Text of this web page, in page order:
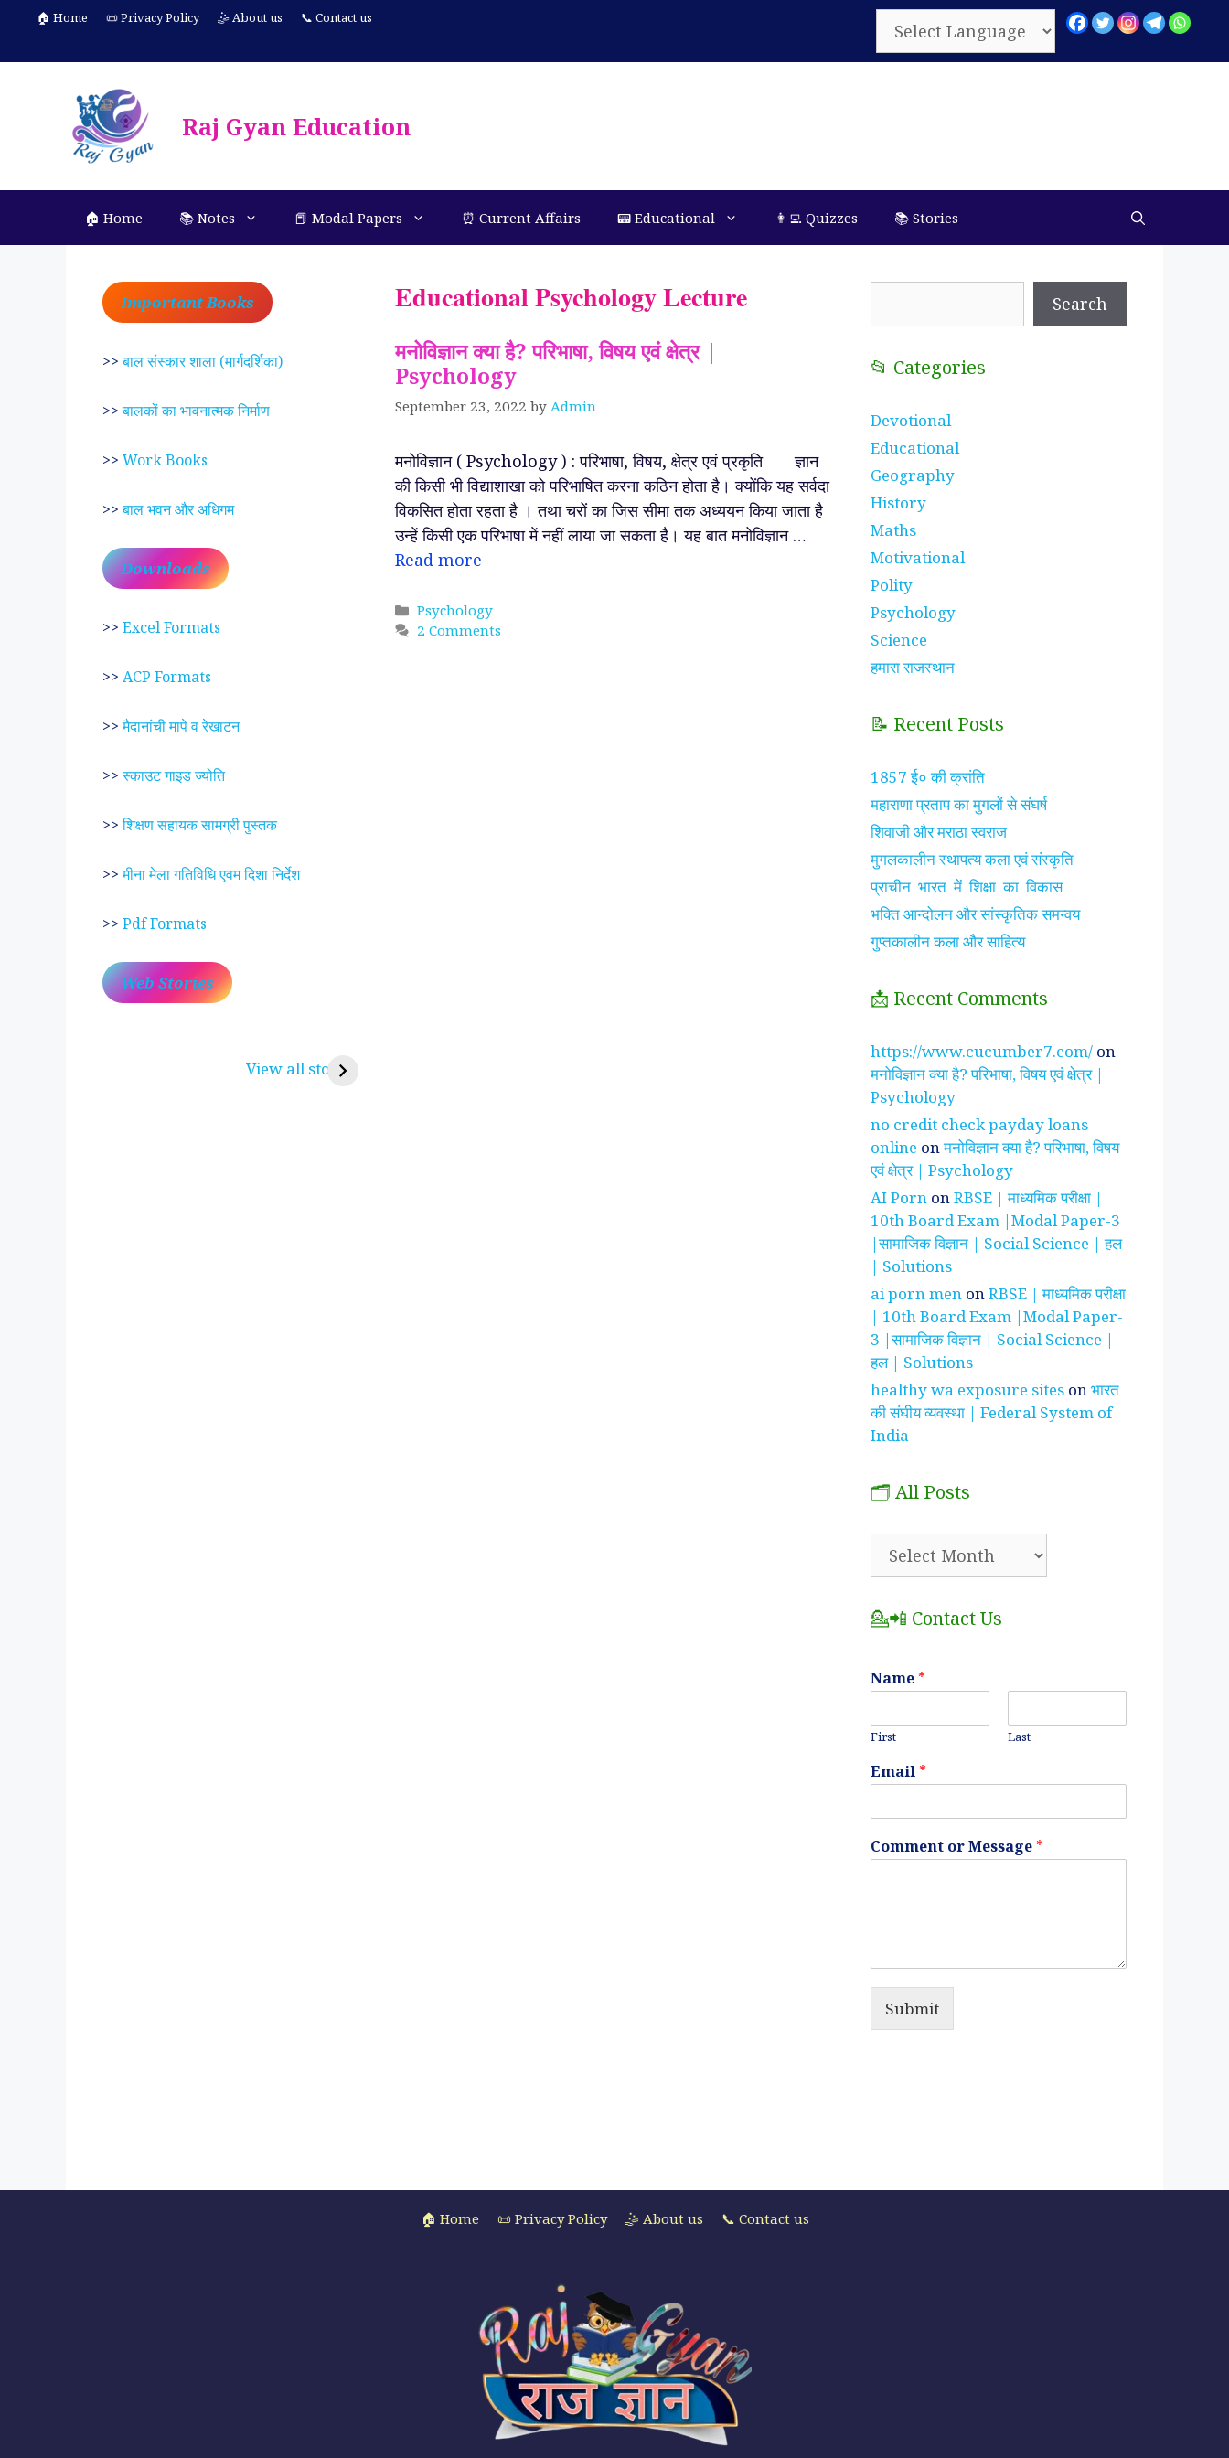
content
🏠 Home 📜 Privacy Policy 🤹 About us 📞 Contact us
Raj Gyan Education
🏠 Home 📚 Notes 📕 Modal Papers ⏰ Current Affairs 📟 Educational 👩‍💻 Quizzes 📚 Stories
Educational Psychology Lecture
मनोविज्ञान क्या है? परिभाषा, विषय एवं क्षेत्र |
Psychology
September 23, 2022 by Admin
मनोविज्ञान ( Psychology ) : परिभाषा, विषय, क्षेत्र एवं प्रकृति ज्ञान
की किसी भी विद्याशाखा को परिभाषित करना कठिन होता है। क्योंकि यह सर्वदा
विकसित होता रहता है । तथा चरों का जिस सीमा तक अध्ययन किया जाता है
उन्हें किसी एक परिभाषा में नहीं लाया जा सकता है। यह बात मनोविज्ञान …
Read more
Categories
Psychology
2 Comments
Important Books
>>बाल संस्कार शाला (मार्गदर्शिका)
>>बालकों का भावनात्मक निर्माण
>> Work Books
>>बाल भवन और अधिगम
Downloads
>> Excel Formats
>> ACP Formats
>>मैदानांची मापे व रेखाटन
>>स्काउट गाइड ज्योति
>>शिक्षण सहायक सामग्री पुस्तक
>>मीना मेला गतिविधि एवम दिशा निर्देश
>> Pdf Formats
Web Stories
View all stories
करुणा व प्रेम का प्रतीक
रामसा पीर, रुणेचा रा धणी,
झाँसी की रानी के रहस्मयी
सुनीता विलियम्स ~
भारतीय मूल की अन्तरिक्ष
यात्री
Search
📂 Categories
Devotional
Educational
Geography
History
Maths
Motivational
Polity
Psychology
Science
हमारा राजस्थान
📝 Recent Posts
1857 ई० की क्रांति
महाराणा प्रताप का मुगलों से संघर्ष
शिवाजी और मराठा स्वराज
मुगलकालीन स्थापत्य कला एवं संस्कृति
प्राचीन भारत में शिक्षा का विकास
भक्ति आन्दोलन और सांस्कृतिक समन्वय
गुप्तकालीन कला और साहित्य
📩 Recent Comments
https://www.cucumber7.com/ on
मनोविज्ञान क्या है? परिभाषा, विषय एवं क्षेत्र |
Psychology
no credit check payday loans
online onमनोविज्ञान क्या है? परिभाषा, विषय
एवं क्षेत्र | Psychology
AI Porn onRBSE | माध्यमिक परीक्षा |
10th Board Exam |Modal Paper-3
|सामाजिक विज्ञान | Social Science | हल
| Solutions
ai porn men onRBSE | माध्यमिक परीक्षा
| 10th Board Exam |Modal Paper-
3 |सामाजिक विज्ञान | Social Science |
हल | Solutions
healthy wa exposure sites onभारत
की संघीय व्यवस्था | Federal System of
India
🗂️ All Posts
💁📲 Contact Us
Name *
First Last
Email *
Comment or Message *
Submit
🏠 Home 📜 Privacy Policy 🤹 About us 📞 Contact us